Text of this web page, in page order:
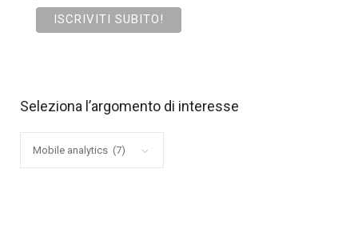
Seleziona l’argomento di interesse